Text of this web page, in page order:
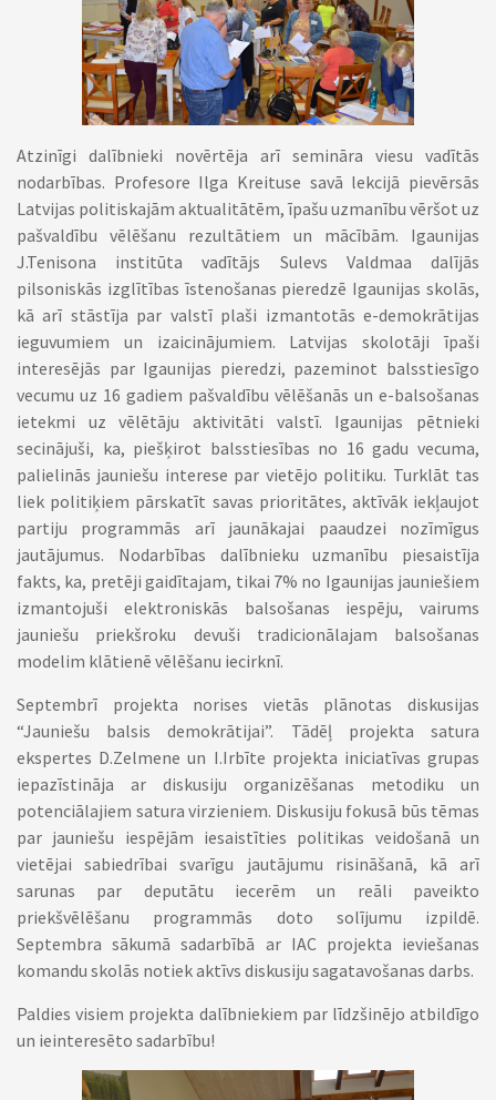
Atzinīgi dalībnieki novērtēja arī semināra viesu vadītās
nodarbības. Profesore Ilga Kreituse savā lekcijā pievērsās
Latvijas politiskajām aktualitātēm, īpašu uzmanību vēršot uz
pašvaldību vēlēšanu rezultātiem un mācībām. Igaunijas
J.Tenisona institūta vadītājs Sulevs Valdmaa dalījās
pilsoniskās izglītības īstenošanas pieredzē Igaunijas skolās,
kā arī stāstīja par valstī plaši izmantotās e-demokrātijas
ieguvumiem un izaicinājumiem. Latvijas skolotāji īpaši
interesējās par Igaunijas pieredzi, pazeminot balsstiesīgo
vecumu uz 16 gadiem pašvaldību vēlēšanās un e-balsošanas
ietekmi uz vēlētāju aktivitāti valstī. Igaunijas pētnieki
secinājuši, ka, piešķirot balsstiesības no 16 gadu vecuma,
palielinās jauniešu interese par vietējo politiku. Turklāt tas
liek politiķiem pārskatīt savas prioritātes, aktīvāk iekļaujot
partiju programmās arī jaunākajai paaudzei nozīmīgus
jautājumus. Nodarbības dalībnieku uzmanību piesaistīja
fakts, ka, pretēji gaidītajam, tikai 7% no Igaunijas jauniešiem
izmantojuši elektroniskās balsošanas iespēju, vairums
jauniešu priekšroku devuši tradicionālajam balsošanas
modelim klātienē vēlēšanu iecirknī.
Septembrī projekta norises vietās plānotas diskusijas
“Jauniešu balsis demokrātijai”. Tādēļ projekta satura
ekspertes D.Zelmene un I.Irbīte projekta iniciatīvas grupas
iepazīstināja ar diskusiju organizēšanas metodiku un
potenciālajiem satura virzieniem. Diskusiju fokusā būs tēmas
par jauniešu iespējām iesaistīties politikas veidošanā un
vietējai sabiedrībai svarīgu jautājumu risināšanā, kā arī
sarunas par deputātu iecerēm un reāli paveikto
priekšvēlēšanu programmās doto solījumu izpildē.
Septembra sākumā sadarbībā ar IAC projekta ieviešanas
komandu skolās notiek aktīvs diskusiju sagatavošanas darbs.
Paldies visiem projekta dalībniekiem par līdzšinējo atbildīgo
un ieinteresēto sadarbību!